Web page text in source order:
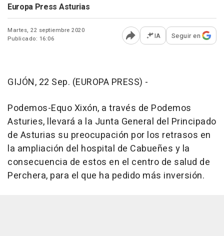
Europa Press Asturias
Martes, 22 septiembre 2020
Publicado: 16:06
Abrir opciones para
IA Seguir en
GIJÓN, 22 Sep. (EUROPA PRESS) -
Podemos-Equo Xixón, a través de Podemos
Asturies, llevará a la Junta General del Principado
de Asturias su preocupación por los retrasos en
la ampliación del hospital de Cabueñes y la
consecuencia de estos en el centro de salud de
Perchera, para el que ha pedido más inversión.